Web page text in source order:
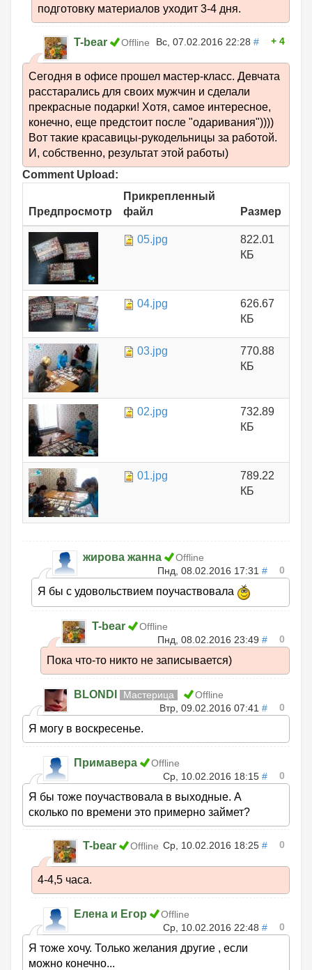
подготовку материалов уходит 3-4 дня.
T-bear Offline Вс, 07.02.2016 22:28 # 4
Сегодня в офисе прошел мастер-класс. Девчата
расстарались для своих мужчин и сделали
прекрасные подарки! Хотя, самое интересное,
конечно, еще предстоит после "одаривания"))))
Вот такие красавицы-рукодельницы за работой.
И, собственно, результат этой работы)
Comment Upload:
Предпросмотр
Прикрепленный
файл
Размер
05.jpg
822.01
КБ
04.jpg
626.67
КБ
03.jpg
770.88
КБ
02.jpg
732.89
КБ
01.jpg
789.22
КБ
жирова жанна
Offline
Пнд, 08.02.2016 17:31 # 0
Я бы с удовольствием поучаствовала
T-bear
Offline
Пнд, 08.02.2016 23:49 # 0
Пока что-то никто не записывается)
BLONDI Мастерица
Offline
Втр, 09.02.2016 07:41 # 0
Я могу в воскресенье.
Примавера
Offline
Ср, 10.02.2016 18:15 # 0
Я бы тоже поучаствовала в выходные. А
сколько по времени это примерно займет?
T-bear Offline Ср, 10.02.2016 18:25 # 0
4-4,5 часа.
Елена и Егор
Offline
Ср, 10.02.2016 22:48 # 0
Я тоже хочу. Только желания другие , если
можно конечно...